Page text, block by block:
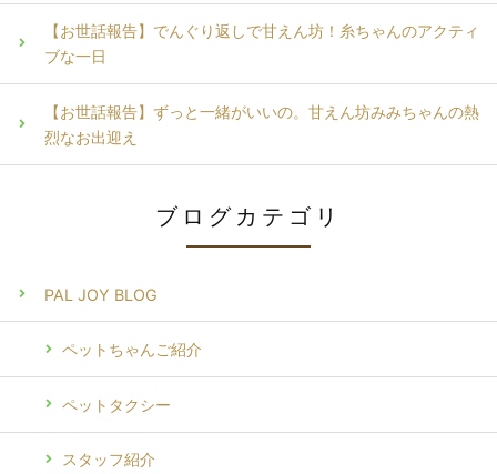
【お世話報告】でんぐり返しで甘えん坊！糸ちゃんのアクティ
ブな一日
【お世話報告】ずっと一緒がいいの。甘えん坊みみちゃんの熱
烈なお出迎え
ブログカテゴリ
PAL JOY BLOG
ペットちゃんご紹介
ペットタクシー
スタッフ紹介